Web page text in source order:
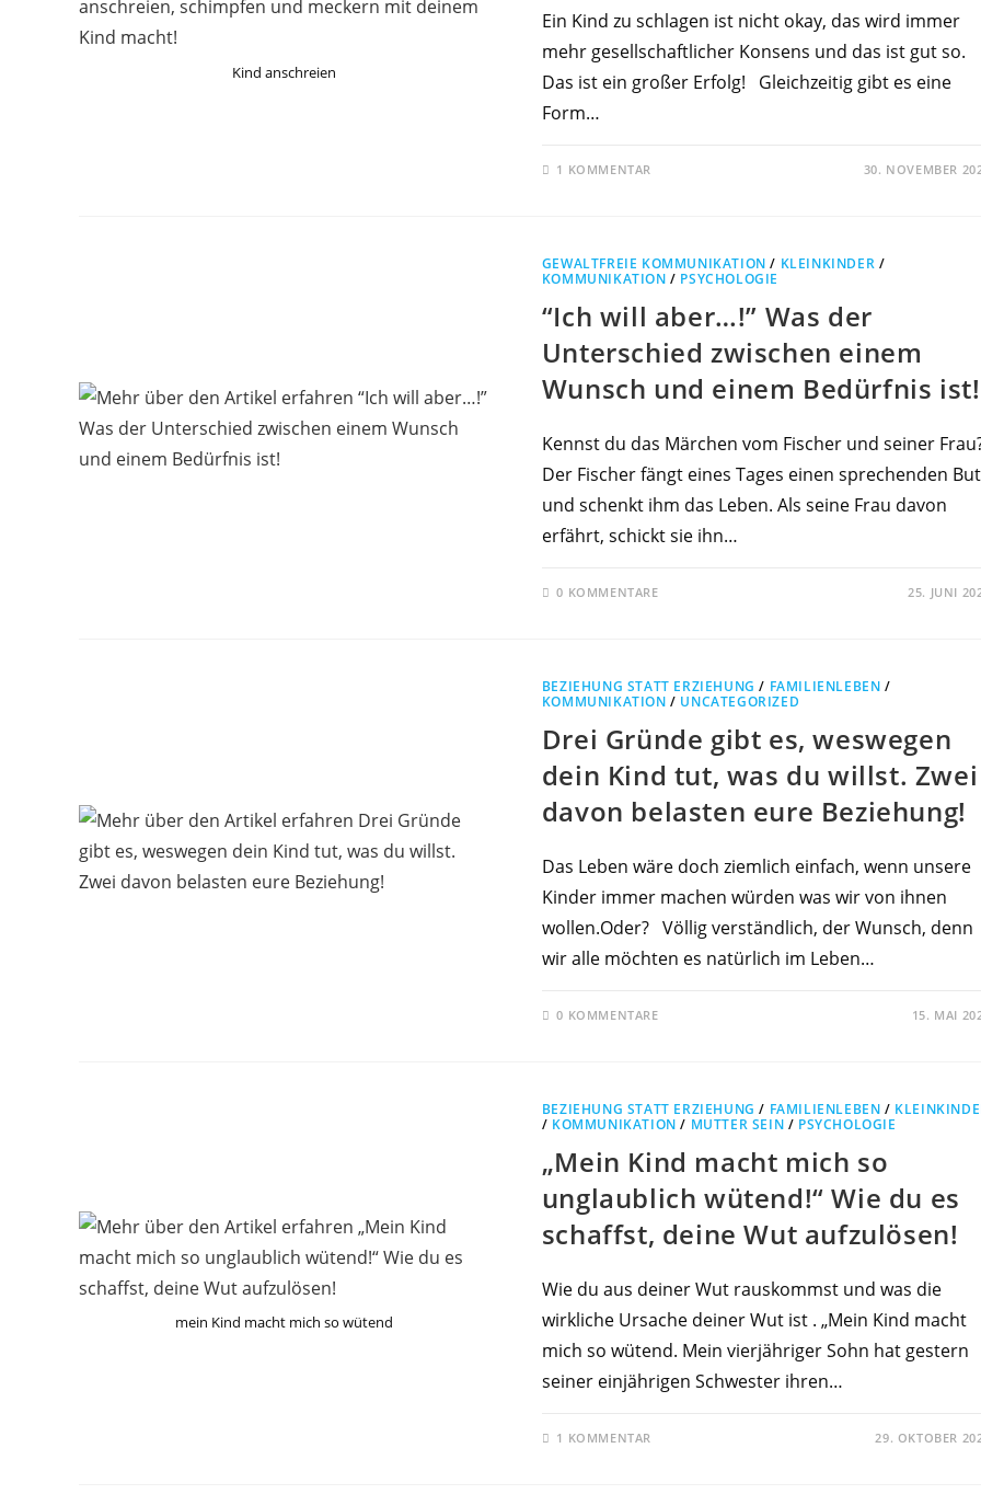
Kind anschreien
Ein Kind zu schlagen ist nicht okay, das wird immer
mehr gesellschaftlicher Konsens und das ist gut so.
Das ist ein großer Erfolg! Gleichzeitig gibt es eine
Form…
1 KOMMENTAR 30. NOVEMBER
GEWALTFREIE KOMMUNIKATION / KLEINKINDER /
KOMMUNIKATION / PSYCHOLOGIE
“Ich will aber…!” Was der
Unterschied zwischen einem
Wunsch und einem Bedürfnis ist!
Kennst du das Märchen vom Fischer und seiner
Der Fischer fängt eines Tages einen sprechenden
und schenkt ihm das Leben. Als seine Frau davon
erfährt, schickt sie ihn…
0 KOMMENTARE 25. JUNI
BEZIEHUNG STATT ERZIEHUNG / FAMILIENLEBEN /
KOMMUNIKATION / UNCATEGORIZED
Drei Gründe gibt es, weswegen
dein Kind tut, was du willst. Zwei
davon belasten eure Beziehung!
Das Leben wäre doch ziemlich einfach, wenn unsere
Kinder immer machen würden was wir von ihnen
wollen.Oder? Völlig verständlich, der Wunsch, denn
wir alle möchten es natürlich im Leben…
0 KOMMENTARE 15. MAI
mein Kind macht mich so wütend
BEZIEHUNG STATT ERZIEHUNG / FAMILIENLEBEN /
/ KOMMUNIKATION / MUTTER SEIN / PSYCHOLOGIE
„Mein Kind macht mich so
unglaublich wütend!“ Wie du es
schaffst, deine Wut aufzulösen!
Wie du aus deiner Wut rauskommst und was die
wirkliche Ursache deiner Wut ist . „Mein Kind macht
mich so wütend. Mein vierjähriger Sohn hat gestern
seiner einjährigen Schwester ihren…
1 KOMMENTAR 29. OKTOBER